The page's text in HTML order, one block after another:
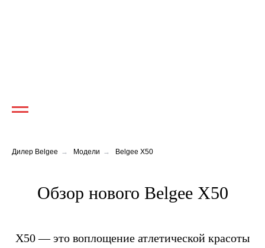
Дилер Belgee → Модели → Belgee X50
Обзор нового Belgee X50
X50 — это воплощение атлетической красоты